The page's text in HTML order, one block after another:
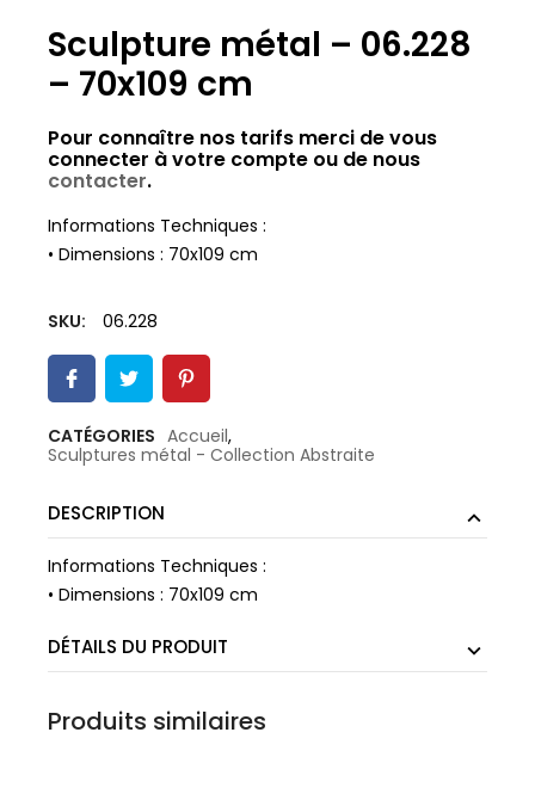
Sculpture métal – 06.228
– 70x109 cm
Pour connaître nos tarifs merci de vous
connecter à votre compte ou de nous
contacter.
Informations Techniques :
• Dimensions : 70x109 cm
SKU: 06.228
CATÉGORIES Accueil,
Sculptures métal - Collection Abstraite
DESCRIPTION
Informations Techniques :
• Dimensions : 70x109 cm
DÉTAILS DU PRODUIT
Produits similaires